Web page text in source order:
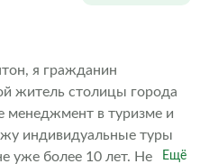
чтобы наши
дальше выбор за вами
я гражданин
житель столицы города
менеджмент в туризме и
индивидуальные туры
уже более 10 лет. Не
Ещё